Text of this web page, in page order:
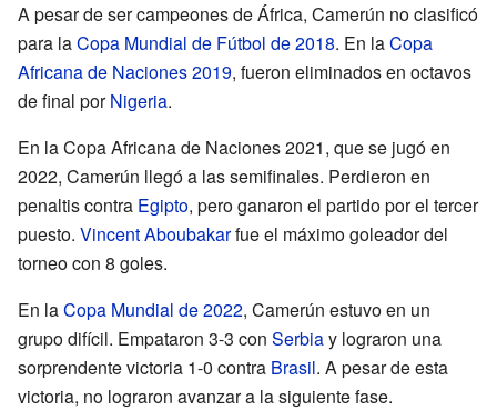
A pesar de ser campeones de África, Camerún no clasificó
para laCopa Mundial de Fútbol de 2018. En laCopa
Africana de Naciones 2019, fueron eliminados en octavos
de final porNigeria.
En la Copa Africana de Naciones 2021, que se jugó en
2022, Camerún llegó a las semifinales. Perdieron en
penaltis contra Egipto, pero ganaron el partido por el tercer
puesto. Vincent Aboubakarfue el máximo goleador del
torneo con 8 goles.
En laCopa Mundial de 2022, Camerún estuvo en un
grupo difícil. Empataron 3-3 con Serbiay lograron una
sorprendente victoria 1-0 contra Brasil. A pesar de esta
victoria, no lograron avanzar a la siguiente fase.